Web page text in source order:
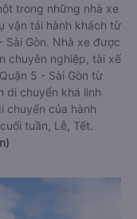
trong những nhà xe
vận tải hành khách từ
Sài Gòn. Nhà xe được
chuyên nghiệp, tài xế
5 - Sài Gòn từ
di chuyển khá linh
chuyển của hành
tuần, Lễ, Tết.